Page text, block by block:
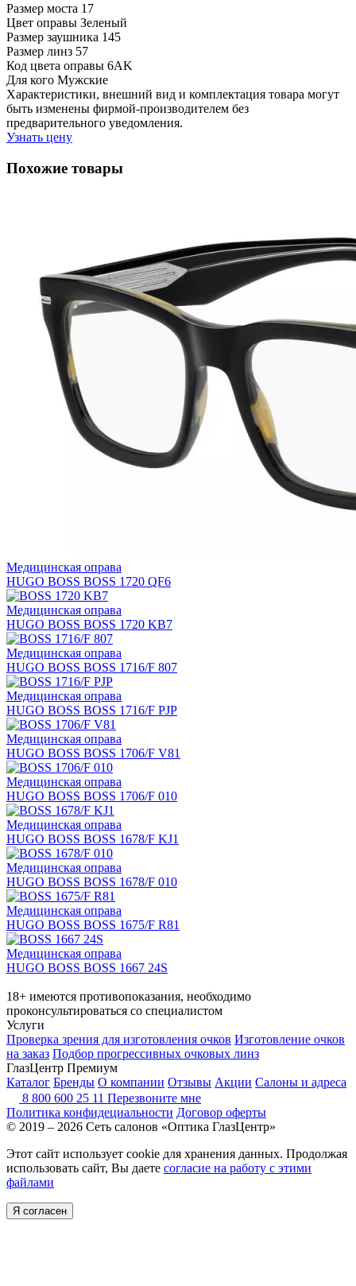
Размер моста 17
Цвет оправы Зеленый
Размер заушника 145
Размер линз 57
Код цвета оправы 6AK
Для кого Мужские
Характеристики, внешний вид и комплектация товара могут
быть изменены фирмой-производителем без
предварительного уведомления.
Узнать цену
Похожие товары
Медицинская оправа
HUGO BOSS BOSS 1720 QF6
Медицинская оправа
HUGO BOSS BOSS 1720 KB7
Медицинская оправа
HUGO BOSS BOSS 1716/F 807
Медицинская оправа
HUGO BOSS BOSS 1716/F PJP
Медицинская оправа
HUGO BOSS BOSS 1706/F V81
Медицинская оправа
HUGO BOSS BOSS 1706/F 010
Медицинская оправа
HUGO BOSS BOSS 1678/F KJ1
Медицинская оправа
HUGO BOSS BOSS 1678/F 010
Медицинская оправа
HUGO BOSS BOSS 1675/F R81
Медицинская оправа
HUGO BOSS BOSS 1667 24S
18+ имеются противопоказания, необходимо
проконсультироваться со специалистом
Услуги
Проверка зрения для изготовления очков Изготовление очков
на заказ Подбор прогрессивных очковых линз
ГлазЦентр Премиум
Каталог Бренды О компании Отзывы Акции Салоны и адреса
8 800 600 25 11 Перезвоните мне
Политика конфидециальности Договор оферты
© 2019 – 2026 Сеть салонов «Оптика ГлазЦентр»
Этот сайт использует cookie для хранения данных. Продолжая
использовать сайт, Вы даете согласие на работу с этими
файлами
Я согласен